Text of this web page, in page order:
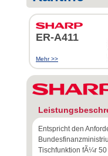
ER-A411
Mehr >>
Entspricht den
Tischfunktion fÃ¼r 50